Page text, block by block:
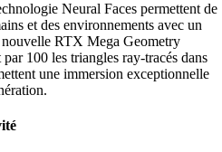
Neural Faces permettent de
et des environnements avec un
RTX Mega Geometry
100 les triangles ray-tracés dans
une immersion exceptionnelle